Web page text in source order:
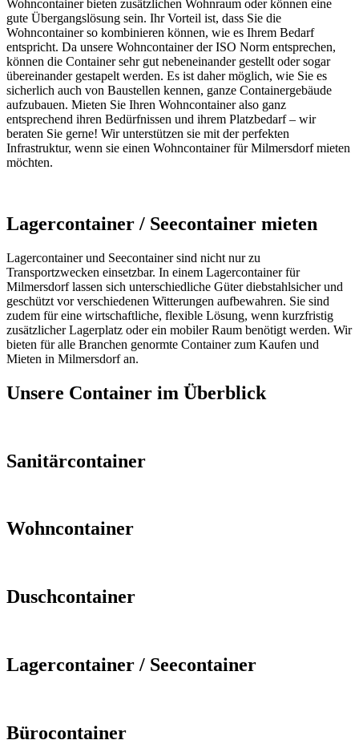
Wohncontainer bieten zusätzlichen Wohnraum oder können eine
gute Übergangslösung sein. Ihr Vorteil ist, dass Sie die
Wohncontainer so kombinieren können, wie es Ihrem Bedarf
entspricht. Da unsere Wohncontainer der ISO Norm entsprechen,
können die Container sehr gut nebeneinander gestellt oder sogar
übereinander gestapelt werden. Es ist daher möglich, wie Sie es
sicherlich auch von Baustellen kennen, ganze Containergebäude
aufzubauen. Mieten Sie Ihren Wohncontainer also ganz
entsprechend ihren Bedürfnissen und ihrem Platzbedarf – wir
beraten Sie gerne! Wir unterstützen sie mit der perfekten
Infrastruktur, wenn sie einen Wohncontainer für Milmersdorf mieten
möchten.
Lagercontainer / Seecontainer mieten
Lagercontainer und Seecontainer sind nicht nur zu
Transportzwecken einsetzbar. In einem Lagercontainer für
Milmersdorf lassen sich unterschiedliche Güter diebstahlsicher und
geschützt vor verschiedenen Witterungen aufbewahren. Sie sind
zudem für eine wirtschaftliche, flexible Lösung, wenn kurzfristig
zusätzlicher Lagerplatz oder ein mobiler Raum benötigt werden. Wir
bieten für alle Branchen genormte Container zum Kaufen und
Mieten in Milmersdorf an.
Unsere Container im Überblick
Sanitärcontainer
Wohncontainer
Duschcontainer
Lagercontainer / Seecontainer
Bürocontainer